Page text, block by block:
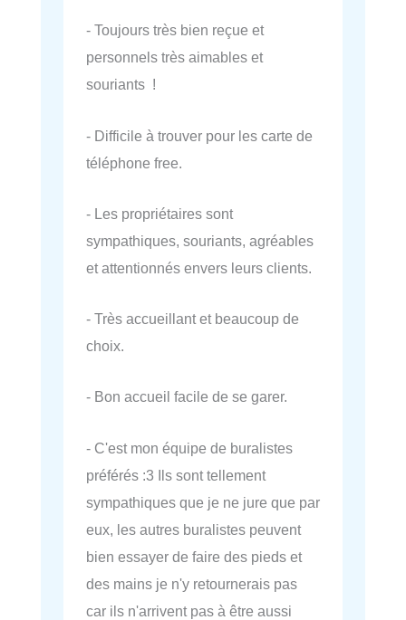
- Toujours très bien reçue et
personnels très aimables et
souriants !
- Difficile à trouver pour les carte de
téléphone free.
- Les propriétaires sont
sympathiques, souriants, agréables
et attentionnés envers leurs clients.
- Très accueillant et beaucoup de
choix.
- Bon accueil facile de se garer.
- C'est mon équipe de buralistes
préférés :3 Ils sont tellement
sympathiques que je ne jure que par
eux, les autres buralistes peuvent
bien essayer de faire des pieds et
des mains je n'y retournerais pas
car ils n'arrivent pas à être aussi